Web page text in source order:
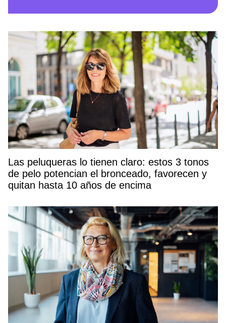
Las peluqueras lo tienen claro: estos 3 tonos
de pelo potencian el bronceado, favorecen y
quitan hasta 10 años de encima